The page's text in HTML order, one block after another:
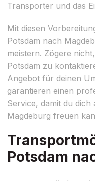
Transporter und das
Mit diesen
Potsdam nach
meistern. Zögere
Potsdam zu
Angebot für deinen
garantieren einen
Service, damit du dich
Magdeburg freuen
Potsdam